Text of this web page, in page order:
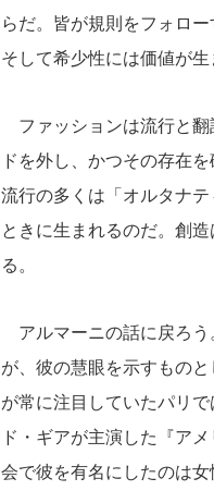
らだ。皆が規則をフォロ
そして希少性には価値が生
ファッションは流行と翻
ドを外し、かつその存在
流行の多くは「オルタナ
ときに生まれるのだ。創
る。
アルマーニの話に戻ろう
が、彼の慧眼を示すもの
が常に注目していたパリ
ド・ギアが主演した『ア
会で彼を有名にしたのは女